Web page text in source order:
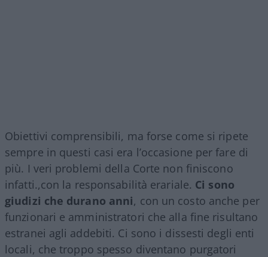
Obiettivi comprensibili, ma forse come si ripete
sempre in questi casi era l’occasione per fare di
più. I veri problemi della Corte non finiscono
infatti.,con la responsabilità erariale. Ci sono
giudizi che durano anni, con un costo anche per
funzionari e amministratori che alla fine risultano
estranei agli addebiti. Ci sono i dissesti degli enti
locali, che troppo spesso diventano purgatori